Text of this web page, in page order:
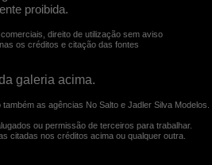
proibida.
direito de utilização sem aviso
os créditos e citação das fontes
galeria acima.
as agências No Salto e Jadler Silva Modelos.
ou permissão de terceiros para trabalhar.
citadas nos créditos acima ou qualquer outra.